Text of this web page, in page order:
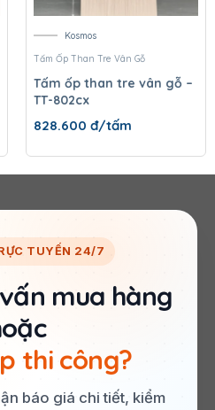
Kosmos
Tấm Ốp Than Tre Vân Gỗ
Tấm ốp than tre vân gỗ –
TT-802cx
828.600 đ/tấm
TUYẾN 24/7
mua hàng
thi công?
báo giá chi tiết, kiểm